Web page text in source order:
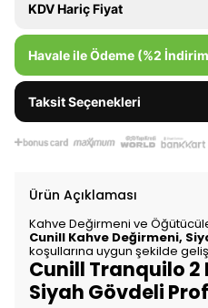
KDV Hariç Fiyat
Havale ile Ödeme (%2
Taksit Seçenekleri
Ürün Açıklaması
Kahve Değirmeni ve
Cunill Kahve Değirmeni,
koşullarına uygun şekilde
Cunill Tranquilo 2
Siyah Gövdeli